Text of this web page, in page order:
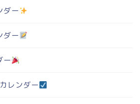
ダー
ダー
ー
レンダー